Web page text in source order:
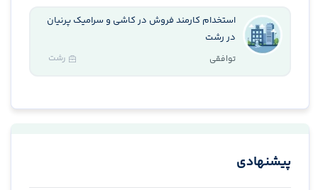
استخدام کارمند فروش در کاشی و سرامیک پرنیان
در رشت
توافقی رشت
پیشنهادی